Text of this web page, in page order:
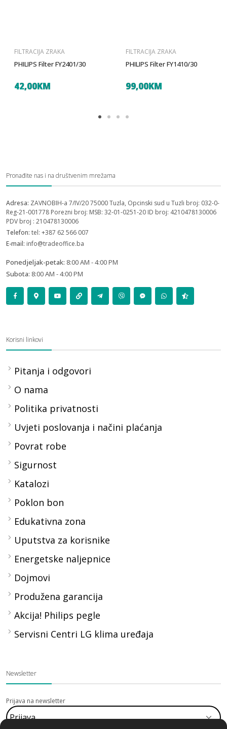
FILTRACIJA ZRAKA
PHILIPS Filter FY2401/30
42,00KM
FILTRACIJA ZRAKA
PHILIPS Filter FY1410/30
99,00KM
Pronađite nas i na društvenim mrežama
Adresa: ZAVNOBIH-a 7/IV/20 75000 Tuzla, Opcinski sud u Tuzli broj: 032-0-
Reg-21-001778 Porezni broj: MSB: 32-01-0251-20 ID broj: 4210478130006
PDV broj : 210478130006
Telefon: tel: +387 62 566 007
E-mail: info@tradeoffice.ba
Ponedjeljak-petak: 8:00 AM - 4:00 PM
Subota: 8:00 AM - 4:00 PM
Korisni linkovi
Pitanja i odgovori
O nama
Politika privatnosti
Uvjeti poslovanja i načini plaćanja
Povrat robe
Sigurnost
Katalozi
Poklon bon
Edukativna zona
Uputstva za korisnike
Energetske naljepnice
Dojmovi
Produžena garancija
Akcija! Philips pegle
Servisni Centri LG klima uređaja
Newsletter
Prijava na newsletter